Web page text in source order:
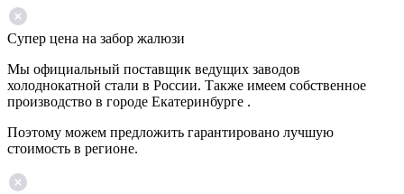
Супер цена на забор жалюзи
Мы официальный поставщик ведущих заводов
холоднокатной стали в России. Также имеем собственное
производство в городе Екатеринбурге .
Поэтому можем предложить гарантировано лучшую
стоимость в регионе.